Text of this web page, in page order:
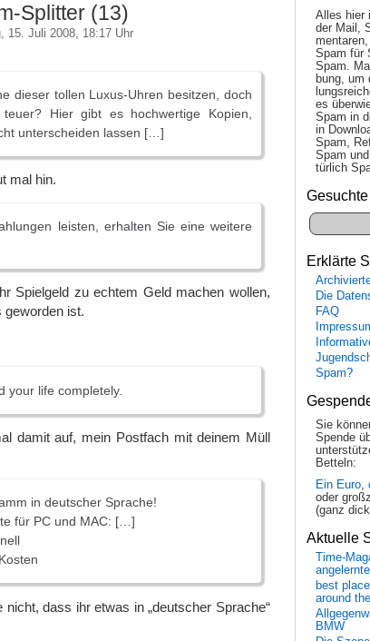
Splitter (13)
15. Juli 2008, 18:17 Uhr
dieser tollen Luxus-Uhren besitzen, doch
Hier gibt es hochwertige Kopien,
unterscheiden lassen […]
mal hin.
leisten, erhalten Sie eine weitere
Spielgeld zu echtem Geld machen wollen,
geworden ist.
your life completely.
damit auf, mein Postfach mit deinem Müll
in deutscher Sprache!
für PC und MAC: […]
dass ihr etwas in „deutscher Sprache“
Alles hier
der Mail,
Spam für
Spam.
bung,
es
Spam in
in
Spam,
Spam
tür­lich
Erklärte
Die
FAQ
Spam?
Sie
Spende
Betteln:
Ein Euro,
oder
(ganz
Aktuelle
Time-
best
around
BMW